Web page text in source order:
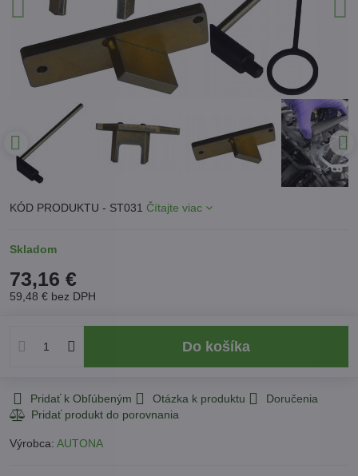
KÓD PRODUKTU - ST031 Čítajte viac
Skladom
73,16 €
59,48 € bez DPH
Do košíka
Pridať k Obľúbeným Otázka k produktu Doručenia
Výrobca: AUTONA